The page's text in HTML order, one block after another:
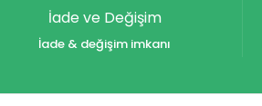
İade ve Değişim
İade & değişim imkanı